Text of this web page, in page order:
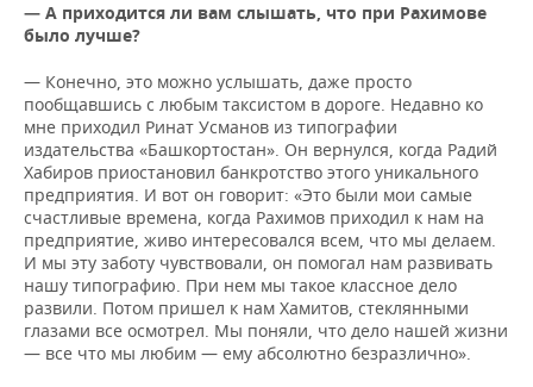
— А приходится ли вам слышать, что при Рахимове
было лучше?
— Конечно, это можно услышать, даже просто
пообщавшись с любым таксистом в дороге. Недавно ко
мне приходил Ринат Усманов из типографии
издательства «Башкортостан». Он вернулся, когда Радий
Хабиров приостановил банкротство этого уникального
предприятия. И вот он говорит: «Это были мои самые
счастливые времена, когда Рахимов приходил к нам на
предприятие, живо интересовался всем, что мы делаем.
И мы эту заботу чувствовали, он помогал нам развивать
нашу типографию. При нем мы такое классное дело
развили. Потом пришел к нам Хамитов, стеклянными
глазами все осмотрел. Мы поняли, что дело нашей жизни
— все что мы любим — ему абсолютно безразлично».